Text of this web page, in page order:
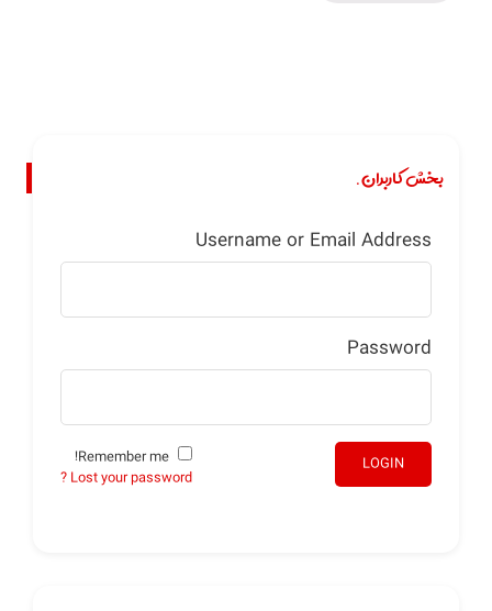
بخش کاربران.
Username or Email Address
Password
LOGIN
Lost your password ?